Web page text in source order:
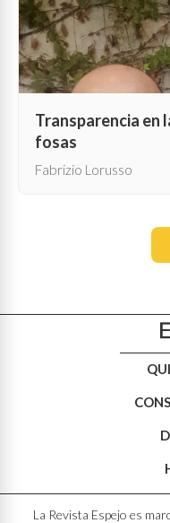
Transparencia en
fosas
Fabrizio Lorusso
La Revista Espejo es